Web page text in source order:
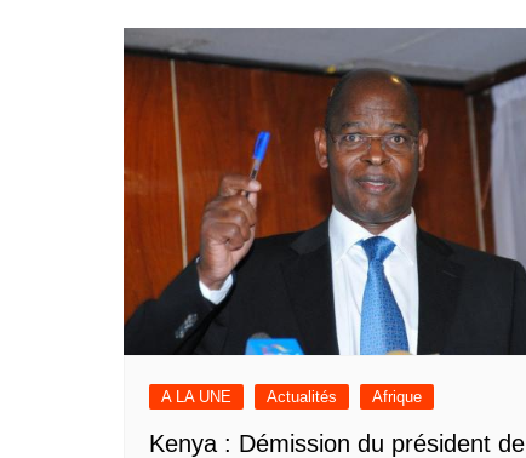
A LA UNE Actualités Afrique
Kenya : Démission du président de